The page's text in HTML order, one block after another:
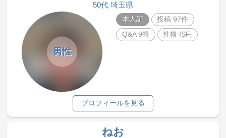
50代 埼玉県
男性
本人証
投稿 97件
Q&A 9答
性格 ISFj
プロフィールを見る
ねお